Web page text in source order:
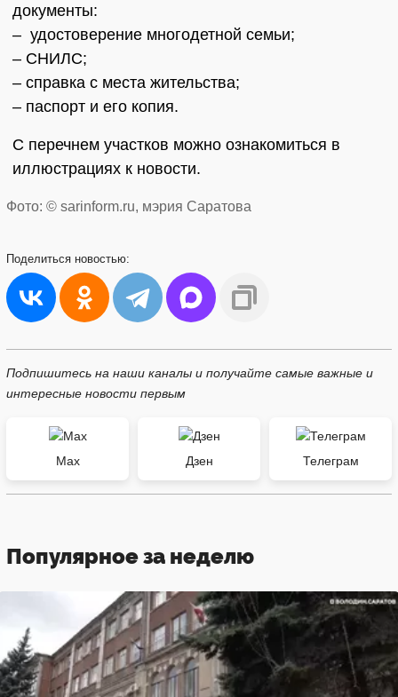
документы:
– удостоверение многодетной семьи;
– СНИЛС;
– справка с места жительства;
– паспорт и его копия.
С перечнем участков можно ознакомиться в
иллюстрациях к новости.
Фото: © sarinform.ru, мэрия Саратова
Поделиться новостью:
Подпишитесь на наши каналы и получайте самые важные и
интересные новости первым
Max Дзен Телеграм
Популярное за неделю